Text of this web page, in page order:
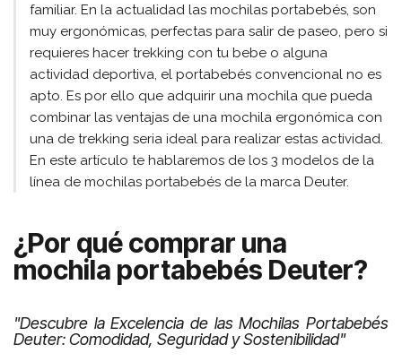
familiar. En la actualidad las mochilas portabebés, son
muy ergonómicas, perfectas para salir de paseo, pero si
requieres hacer trekking con tu bebe o alguna
actividad deportiva, el portabebés convencional no es
apto. Es por ello que adquirir una mochila que pueda
combinar las ventajas de una mochila ergonómica con
una de trekking seria ideal para realizar estas actividad.
En este artículo te hablaremos de los 3 modelos de la
línea de mochilas portabebés de la marca Deuter.
¿Por qué comprar una
mochila portabebés Deuter?
"Descubre la Excelencia de las Mochilas Portabebés
Deuter: Comodidad, Seguridad y Sostenibilidad"